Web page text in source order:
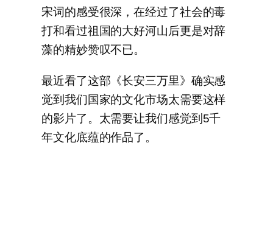
宋词的感受很深，在经过了社会的毒
打和看过祖国的大好河山后更是对辞
藻的精妙赞叹不已。
最近看了这部《长安三万里》确实感
觉到我们国家的文化市场太需要这样
的影片了。太需要让我们感觉到5千
年文化底蕴的作品了。